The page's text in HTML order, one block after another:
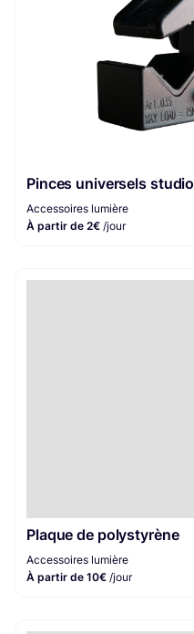
Pinces universels studio
Accessoires lumière
À partir de 2€ /jour
Plaque de polystyrène
Accessoires lumière
À partir de 10€ /jour